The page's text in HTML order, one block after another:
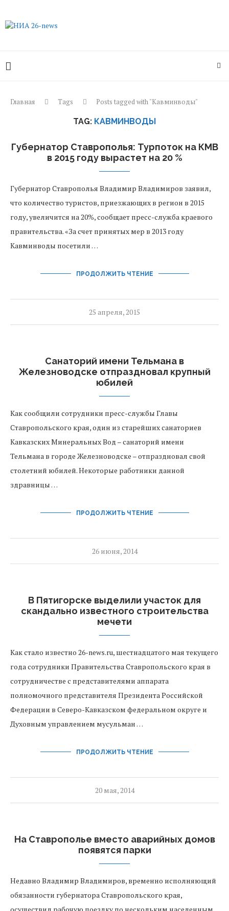
Главная Tags Posts tagged with "Кавминводы"
TAG: КАВМИНВОДЫ
Губернатор Ставрополья: Турпоток на КМВ
в 2015 году вырастет на 20 %
Губернатор Ставрополья Владимир Владимиров заявил,
что количество туристов, приезжающих в регион в 2015
году, увеличится на 20%, сообщает пресс-служба краевого
правительства. «За счет принятых мер в 2013 году
Кавминводы посетили …
ПРОДОЛЖИТЬ ЧТЕНИЕ
25 апреля, 2015
Санаторий имени Тельмана в
Железноводске отпраздновал крупный
юбилей
Как сообщили сотрудники пресс-службы Главы
Ставропольского края, один из старейших санаториев
Кавказских Минеральных Вод – санаторий имени
Тельмана в городе Железноводске – отпраздновал свой
столетний юбилей. Некоторые работники данной
здравницы …
ПРОДОЛЖИТЬ ЧТЕНИЕ
26 июня, 2014
В Пятигорске выделили участок для
скандально известного строительства
мечети
Как стало известно 26-news.ru, шестнадцатого мая текущего
года сотрудники Правительства Ставропольского края в
сотрудничестве с представителями аппарата
полномочного представителя Президента Российской
Федерации в Северо-Кавказском федеральном округе и
Духовным управлением мусульман …
ПРОДОЛЖИТЬ ЧТЕНИЕ
20 мая, 2014
На Ставрополье вместо аварийных домов
появятся парки
Недавно Владимир Владимиров, временно исполняющий
обязанности губернатора Ставропольского края,